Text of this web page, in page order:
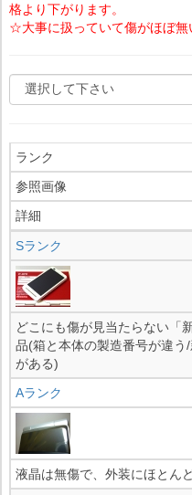
格より下がります。
☆大事に扱っていて傷がほぼ無
ランク
参照画像
詳細
Sランク
どこにも傷が見当たらない「
品(箱と本体の製造番号が違
がある)
Aランク
液晶は無傷で、外装にほとん